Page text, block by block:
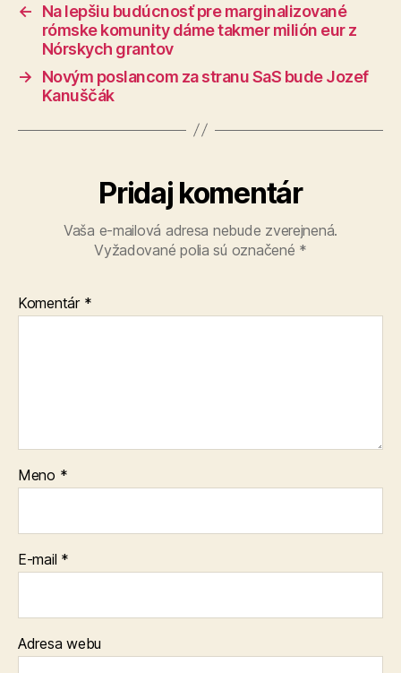
←
Na lepšiu budúcnosť pre marginalizované
rómske komunity dáme takmer milión eur z
Nórskych grantov
→
Novým poslancom za stranu SaS bude Jozef
Kanuščák
Pridaj komentár
Vaša e-mailová adresa nebude zverejnená.
Vyžadované polia sú označené *
Komentár *
Meno *
E-mail *
Adresa webu